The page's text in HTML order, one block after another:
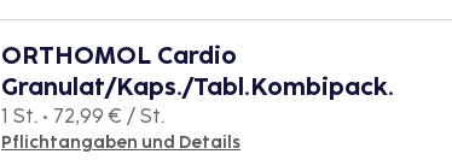
ORTHOMOL Cardio
Granulat/Kaps./Tabl.Kombipack.
1 St. • 72,99 € / St.
Pflichtangaben und Details